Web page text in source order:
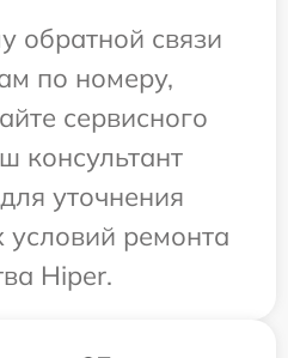
обратной связи
по номеру,
сервисного
консультант
уточнения
ремонта
Hiper.